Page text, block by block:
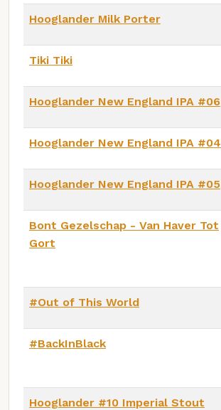
Hooglander Milk Porter
Tiki Tiki
Hooglander New England IPA #06
Hooglander New England IPA #04
Hooglander New England IPA #05
Bont Gezelschap - Van Haver Tot
Gort
#Out of This World
#BackInBlack
Hooglander #10 Imperial Stout